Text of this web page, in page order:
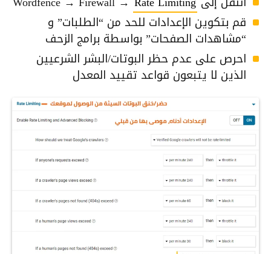
قم بتكوين الإعدادات للحد من “الطلبات” و
“مشاهدات الصفحات” بواسطة برامج الزحف
احرص على عدم حظر البوتات/البشر الشرعيين
الذين لا يتبعون قواعد تقييد المعدل